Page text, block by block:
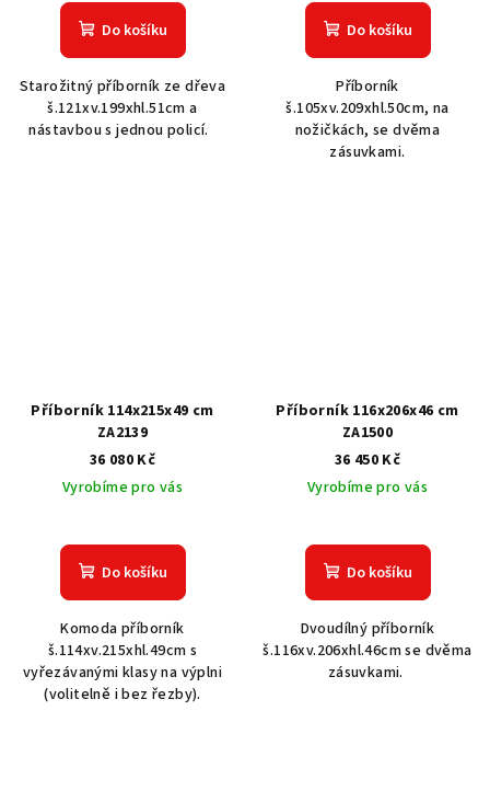
Do košíku
Starožitný příborník ze dřeva
š.121xv.199xhl.51cm a
nástavbou s jednou policí.
Do košíku
Příborník
š.105xv.209xhl.50cm, na
nožičkách, se dvěma
zásuvkami.
Příborník 114x215x49 cm
ZA2139
36 080 Kč
Vyrobíme pro vás
Do košíku
Komoda příborník
š.114xv.215xhl.49cm s
vyřezávanými klasy na výplni
(volitelně i bez řezby).
Příborník 116x206x46 cm
ZA1500
36 450 Kč
Vyrobíme pro vás
Do košíku
Dvoudílný příborník
š.116xv.206xhl.46cm se dvěma
zásuvkami.